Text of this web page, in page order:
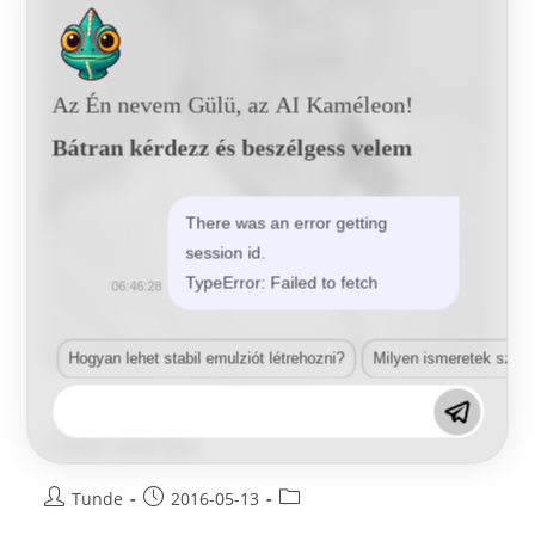
Tállai Nándor
Tállai Nándor
PostTunde
Post2016-05-13
Post
Az Én nevem Gülü, az AI Kaméleon!
Bátran kérdezz és beszélgess velem
There was an error getting
session id.
TypeError: Failed to fetch
06:46:28
Hogyan lehet stabil emulziót létrehozni? Milyen ismeretek